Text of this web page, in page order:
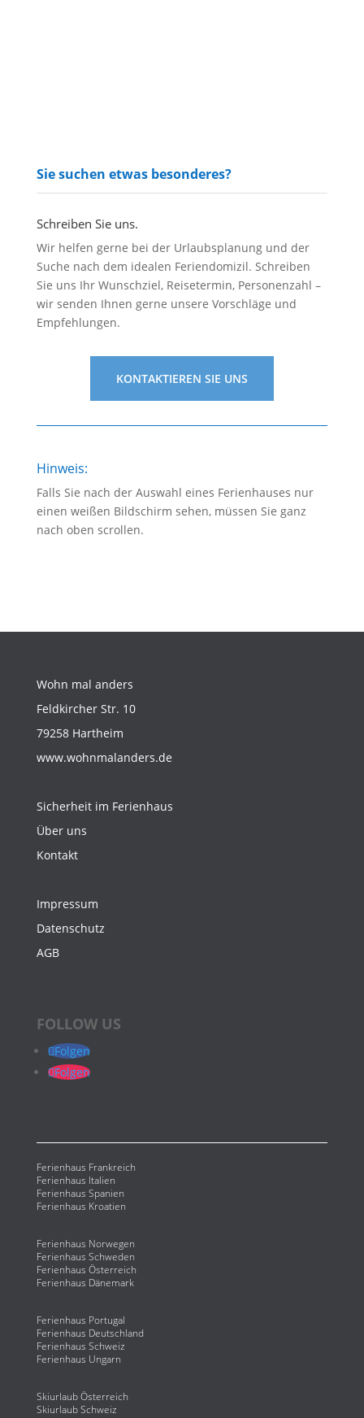
Sie suchen etwas besonderes?
Schreiben Sie uns.
Wir helfen gerne bei der Urlaubsplanung und der
Suche nach dem idealen Feriendomizil. Schreiben
Sie uns Ihr Wunschziel, Reisetermin, Personenzahl –
wir senden Ihnen gerne unsere Vorschläge und
Empfehlungen.
KONTAKTIEREN SIE UNS
Hinweis:
Falls Sie nach der Auswahl eines Ferienhauses nur
einen weißen Bildschirm sehen, müssen Sie ganz
nach oben scrollen.
Wohn mal anders
Feldkircher Str. 10
79258 Hartheim
www.wohnmalanders.de
Sicherheit im Ferienhaus
Über uns
Kontakt
Impressum
Datenschutz
AGB
FOLLOW US
Folgen
Folgen
Ferienhaus Frankreich
Ferienhaus Italien
Ferienhaus Spanien
Ferienhaus Kroatien
Ferienhaus Norwegen
Ferienhaus Schweden
Ferienhaus Österreich
Ferienhaus Dänemark
Ferienhaus Portugal
Ferienhaus Deutschland
Ferienhaus Schweiz
Ferienhaus Ungarn
Skiurlaub Österreich
Skiurlaub Schweiz